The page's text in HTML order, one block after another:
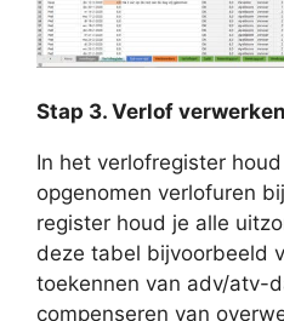
Stap 3. Verlof verwerken
In het verlofregister
opgenomen verlofuren
register houd je alle
deze tabel bijvoorbeeld
toekennen van adv/atv-
compenseren van